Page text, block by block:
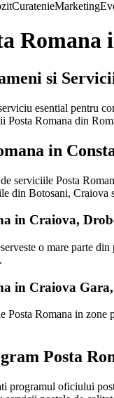
CuratenieMarketing
Romana
si
esential pentru
Posta Romana din
in
serviciile Posta
din Botosani, Craiova
in Craiova,
o mare parte
in Craiova
Posta Romana in zone
Posta
programul oficiului